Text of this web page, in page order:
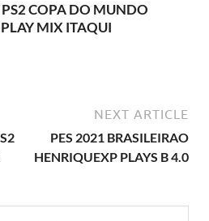
COPA DO MUNDO
MIX ITAQUI
NEXT ARTICLE
PES 2021 BRASILEIRAO
HENRIQUEXP PLAYS B 4.0